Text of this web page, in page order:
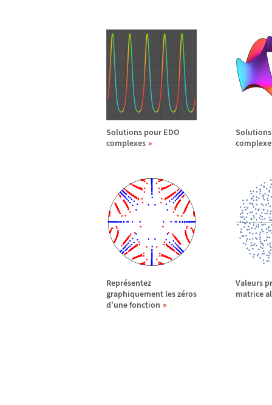
Solutions pour EDO
complexes
Représentez
graphiquement les zéros
d'une fonction
Valeurs
matrice al